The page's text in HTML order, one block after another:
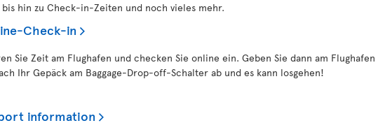
hin zu Check-in-Zeiten und noch vieles mehr.
Check-in
Sie Zeit am Flughafen und checken Sie online ein. Geben Sie dann am Flughafen
Ihr Gepäck am Baggage-Drop-off-Schalter ab und es kann losgehen!
information